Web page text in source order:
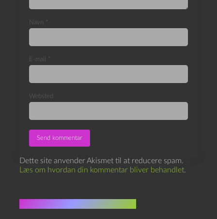
Navn *
E-mail *
Websted
Dette site anvender Akismet til at reducere spam.
Læs om hvordan din kommentar bliver behandlet.